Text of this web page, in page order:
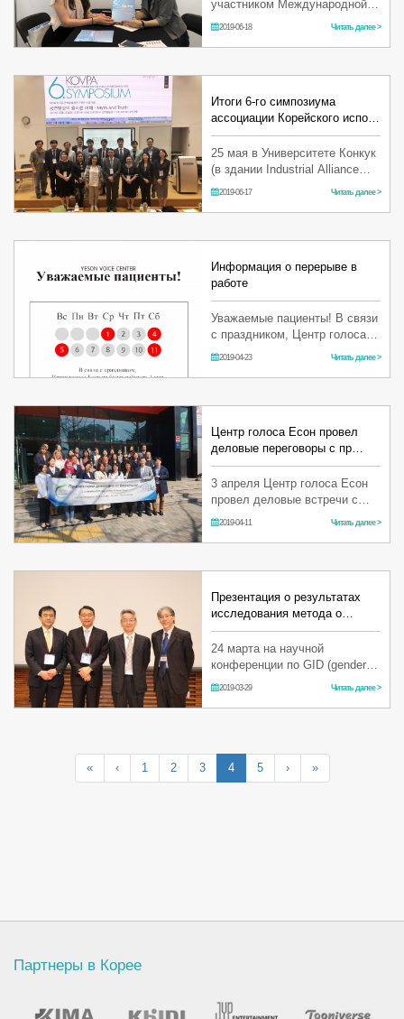
участником Международной
Выставки медицинского
2019-06-18 Читать далее >
Итоги 6-го симпозиума
ассоциации Корейского испо…
25 мая в Университете Конкук
(в здании Industrial Alliance
Building) прошел «6-й
2019-06-17 Читать далее >
Информация о перерыве в
работе
Уважаемые пациенты! В связи
с праздником, Центр голоса
Есон не будет работать 1 мая.
2019-04-23 Читать далее >
Центр голоса Есон провел
деловые переговоры с пр…
3 апреля Центр голоса Есон
провел деловые встречи с
представителями
2019-04-11 Читать далее >
Презентация о результатах
исследования метода о…
24 марта на научной
конференции по GID (gender
identity disorder =
доктор Ким Хё…
2019-03-29 Читать далее >
« ‹ 1 2 3 4 5 › »
Партнеры в Корее